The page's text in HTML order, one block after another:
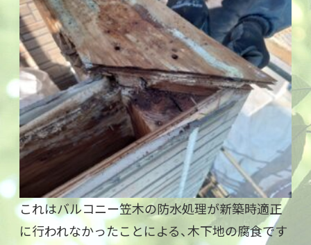
これはバルコニー笠木の防水処理が新築時適正
に行われなかったことによる、木下地の腐食です